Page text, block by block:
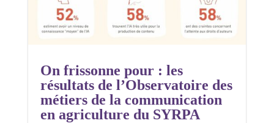
On frissonne pour : les
résultats de l’Observatoire des
métiers de la communication
en agriculture du SYRPA